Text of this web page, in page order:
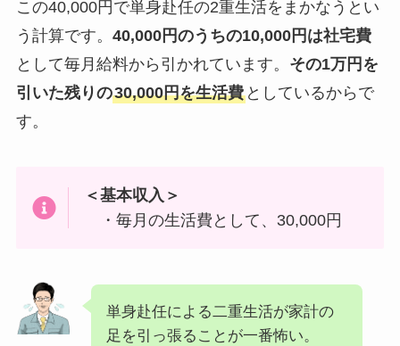
この40,000円で単身赴任の2重生活をまかなうとい
う計算です。 40,000円のうちの10,000円は社宅費
として毎月給料から引かれています。 その1万円を
引いた残りの30,000円を生活費としているからで
す。
＜基本収入＞
・毎月の生活費として、30,000円
単身赴任による二重生活が家計の
足を引っ張ることが一番怖い。